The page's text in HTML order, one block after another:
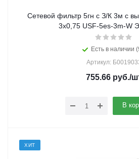
Сетевой фильтр 5гн с З/К 3м с
3х0,75 USF-5es-3m-W
Есть в наличии
Артикул:
755.66руб./
В
ХИТ